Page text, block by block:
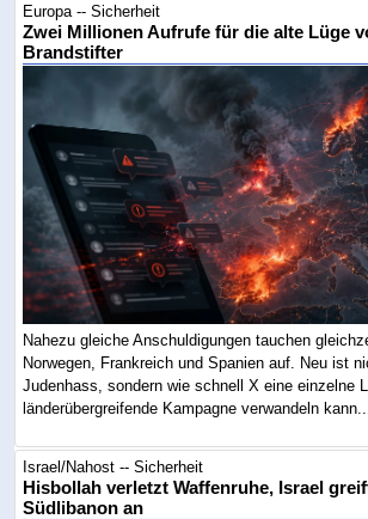
Europa -- Sicherheit
Zwei Millionen Aufrufe für die alte Lüge
Brandstifter
Nahezu gleiche Anschuldigungen tauchen
Norwegen, Frankreich und Spanien auf. Neu ist
Judenhass, sondern wie schnell X eine einzelne
länderübergreifende Kampagne verwandeln kann....
Israel/Nahost -- Sicherheit
Hisbollah verletzt Waffenruhe, Israel
Südlibanon an